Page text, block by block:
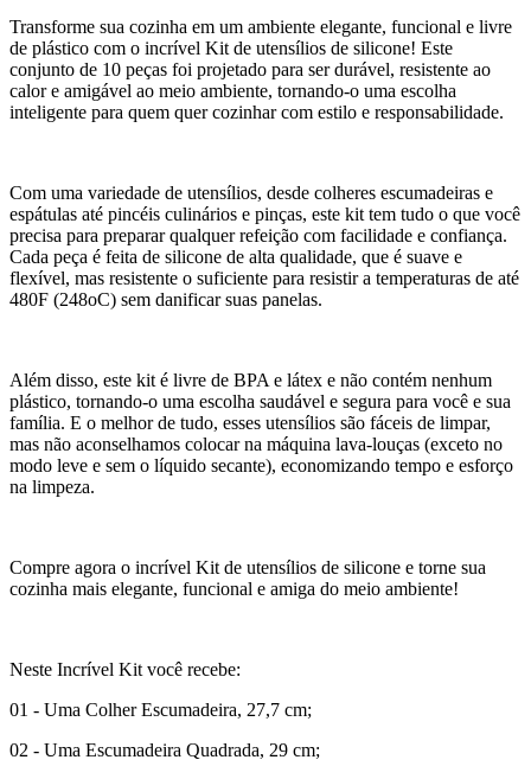
Transforme sua cozinha em um ambiente elegante, funcional e livre
de plástico com o incrível Kit de utensílios de silicone! Este
conjunto de 10 peças foi projetado para ser durável, resistente ao
calor e amigável ao meio ambiente, tornando-o uma escolha
inteligente para quem quer cozinhar com estilo e responsabilidade.
Com uma variedade de utensílios, desde colheres escumadeiras e
espátulas até pincéis culinários e pinças, este kit tem tudo o que você
precisa para preparar qualquer refeição com facilidade e confiança.
Cada peça é feita de silicone de alta qualidade, que é suave e
flexível, mas resistente o suficiente para resistir a temperaturas de até
480F (248oC) sem danificar suas panelas.
Além disso, este kit é livre de BPA e látex e não contém nenhum
plástico, tornando-o uma escolha saudável e segura para você e sua
família. E o melhor de tudo, esses utensílios são fáceis de limpar,
mas não aconselhamos colocar na máquina lava-louças (exceto no
modo leve e sem o líquido secante), economizando tempo e esforço
na limpeza.
Compre agora o incrível Kit de utensílios de silicone e torne sua
cozinha mais elegante, funcional e amiga do meio ambiente!
Neste Incrível Kit você recebe:
01 - Uma Colher Escumadeira, 27,7 cm;
02 - Uma Escumadeira Quadrada, 29 cm;